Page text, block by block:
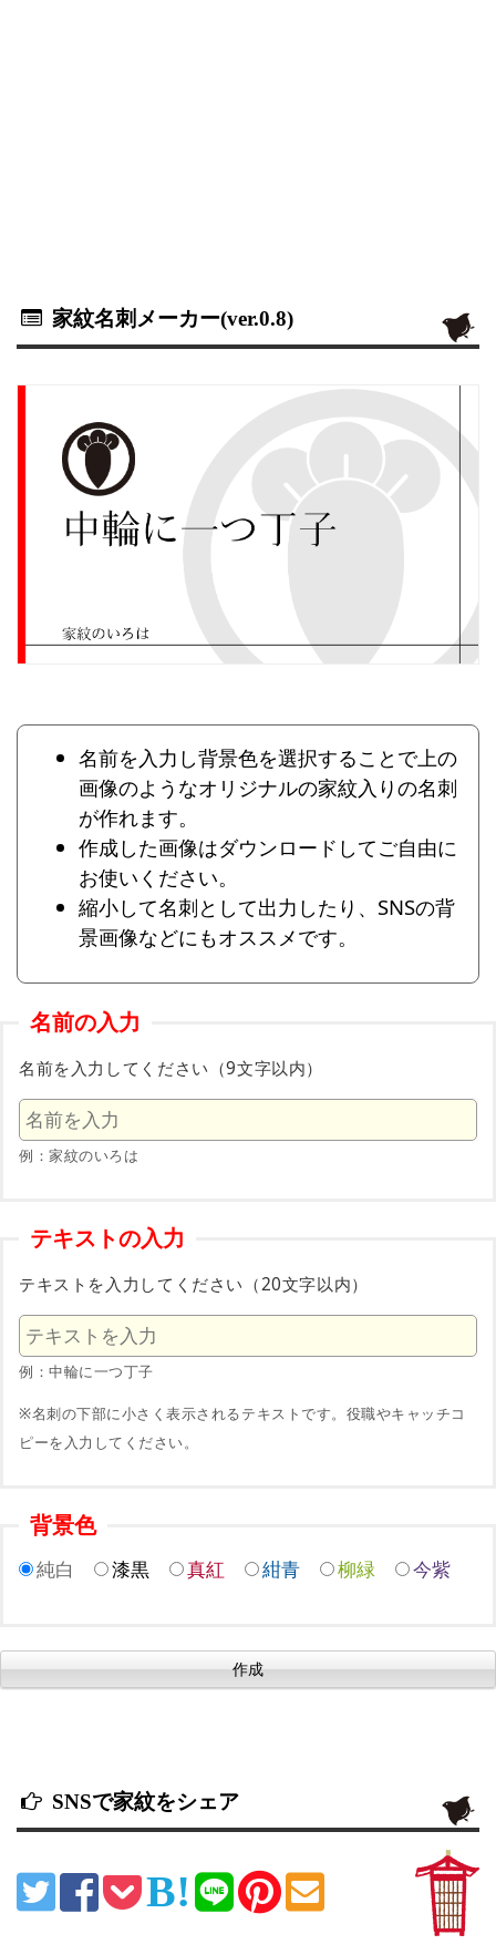
家紋名刺メーカー(ver.0.8)
名前を入力し背景色を選択することで上の
画像のようなオリジナルの家紋入りの名刺
が作れます。
作成した画像はダウンロードしてご自由に
お使いください。
縮小して名刺として出力したり、SNSの背
景画像などにもオススメです。
名前の入力
名前を入力してください（9文字以内）
例：家紋のいろは
テキストの入力
テキストを入力してください（20文字以内）
例：中輪に一つ丁子
※名刺の下部に小さく表示されるテキストです。役職やキャッチコ
ピーを入力してください。
背景色
純白 漆黒 真紅 紺青 柳緑 今紫
SNSで家紋をシェア